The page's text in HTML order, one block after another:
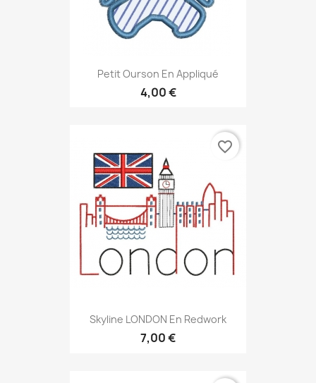
Petit Ourson En Appliqué
4,00 €
Skyline LONDON En Redwork
7,00 €
favorite_border